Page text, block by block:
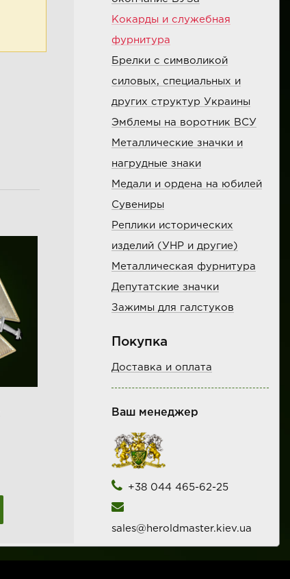
Кокарды и служебная
фурнитура
Брелки с символикой
силовых, специальных и
других структур Украины
Эмблемы на воротник ВСУ
Металлические значки и
нагрудные знаки
Медали и ордена на юбилей
Сувениры
Реплики исторических
изделий (УНР и другие)
Металлическая фурнитура
Депутатские значки
Зажимы для галстуков
Покупка
Доставка и оплата
Ваш менеджер
+38 044 465-62-25
sales@heroldmaster.kiev.ua